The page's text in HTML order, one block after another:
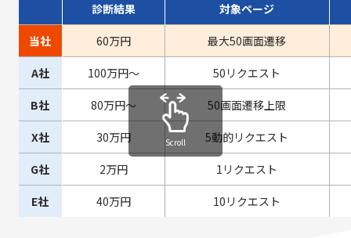
診断結果 対象ページ
当社 60万円 最⼤50画⾯遷移
A社 100万円〜 50リクエスト
B社 80万円〜 50画⾯遷移上限
X社 30万円 5動的リクエスト
G社 2万円 1リクエスト
E社 40万円 10リクエスト
Scroll